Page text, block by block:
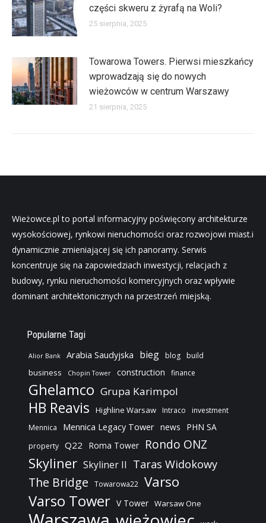
części skweru z żyrafą na Woli?
25 sierpnia, 2025
Towarowa Towers. Pierwsi mieszkańcy
wprowadzają się do nowych
wieżowców w centrum Warszawy
21 sierpnia, 2025
Wieżowce.pl to portal informacyjny poświęcony architekturze
wysokościowej, rynkowi nieruchomości oraz rozwojowi miast.i
dynamicznie zmieniającej się ich panoramy. Serwis
koncentruje się na zapowiedziach inwestycji, relacjach z
budowy, rynku nieruchomości komercyjnych oraz wpływie
dominant architektonicznych na przestrzeń miejską.
Popularne Tagi
Alior Bank Arabia Saudyjska bieg blog build
business Chopin Tower construction finance
Ghelamco Grupa Karimpol
HB Reavis Highline Warsaw Intraco
investment
Mennica
Mennica Legacy Tower news PHN SA
property Q22 Roma Tower Rondo ONZ
Skyliner Skyliner II Taras Widokowy
The Bridge Towarowa22 Varso
Varso Tower V Tower Warsaw One